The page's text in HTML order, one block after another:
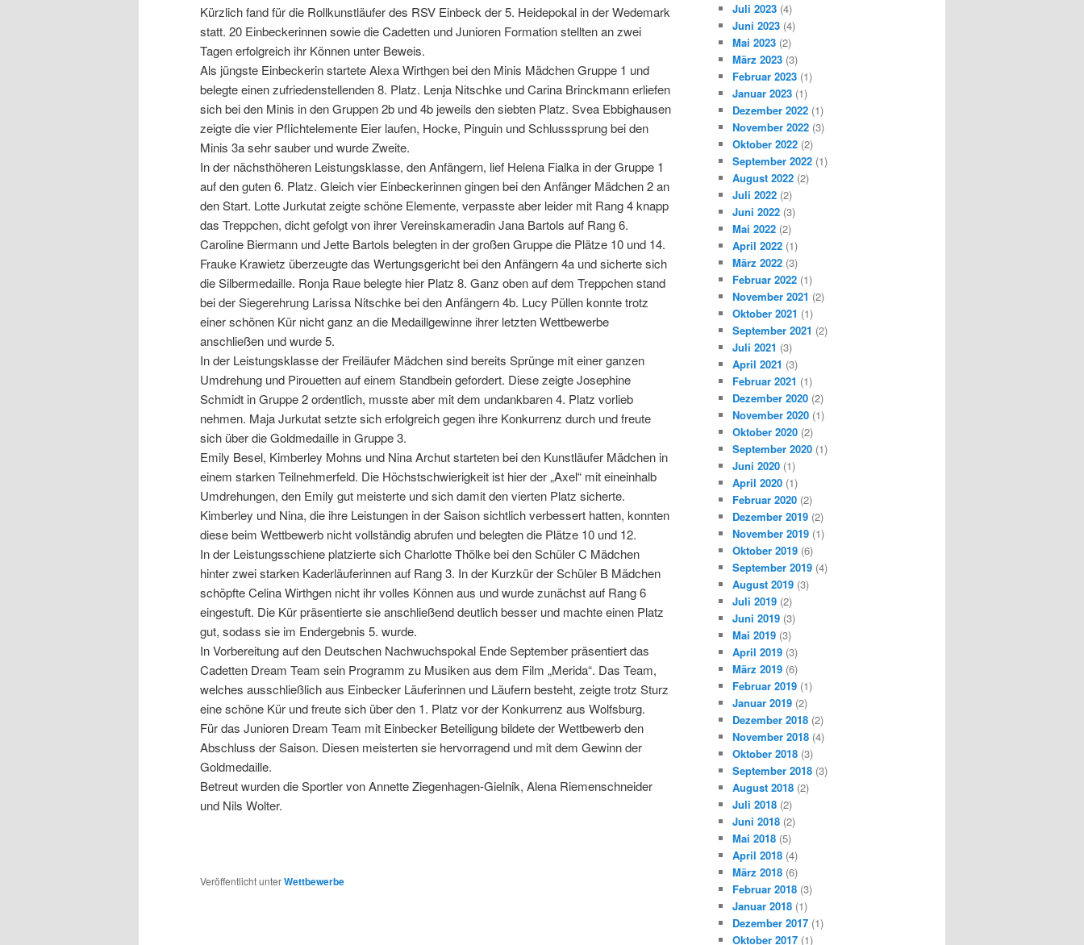
Kürzlich fand für die Rollkunstläufer des RSV Einbeck der 5. Heidepokal in der Wedemark
statt. 20 Einbeckerinnen sowie die Cadetten und Junioren Formation stellten an zwei
Tagen erfolgreich ihr Können unter Beweis.
Als jüngste Einbeckerin startete Alexa Wirthgen bei den Minis Mädchen Gruppe 1 und
belegte einen zufriedenstellenden 8. Platz. Lenja Nitschke und Carina Brinckmann erliefen
sich bei den Minis in den Gruppen 2b und 4b jeweils den siebten Platz. Svea Ebbighausen
zeigte die vier Pflichtelemente Eier laufen, Hocke, Pinguin und Schlusssprung bei den
Minis 3a sehr sauber und wurde Zweite.
In der nächsthöheren Leistungsklasse, den Anfängern, lief Helena Fialka in der Gruppe 1
auf den guten 6. Platz. Gleich vier Einbeckerinnen gingen bei den Anfänger Mädchen 2 an
den Start. Lotte Jurkutat zeigte schöne Elemente, verpasste aber leider mit Rang 4 knapp
das Treppchen, dicht gefolgt von ihrer Vereinskameradin Jana Bartols auf Rang 6.
Caroline Biermann und Jette Bartols belegten in der großen Gruppe die Plätze 10 und 14.
Frauke Krawietz überzeugte das Wertungsgericht bei den Anfängern 4a und sicherte sich
die Silbermedaille. Ronja Raue belegte hier Platz 8. Ganz oben auf dem Treppchen stand
bei der Siegerehrung Larissa Nitschke bei den Anfängern 4b. Lucy Püllen konnte trotz
einer schönen Kür nicht ganz an die Medaillgewinne ihrer letzten Wettbewerbe
anschließen und wurde 5.
In der Leistungsklasse der Freiläufer Mädchen sind bereits Sprünge mit einer ganzen
Umdrehung und Pirouetten auf einem Standbein gefordert. Diese zeigte Josephine
Schmidt in Gruppe 2 ordentlich, musste aber mit dem undankbaren 4. Platz vorlieb
nehmen. Maja Jurkutat setzte sich erfolgreich gegen ihre Konkurrenz durch und freute
sich über die Goldmedaille in Gruppe 3.
Emily Besel, Kimberley Mohns und Nina Archut starteten bei den Kunstläufer Mädchen in
einem starken Teilnehmerfeld. Die Höchstschwierigkeit ist hier der „Axel“ mit eineinhalb
Umdrehungen, den Emily gut meisterte und sich damit den vierten Platz sicherte.
Kimberley und Nina, die ihre Leistungen in der Saison sichtlich verbessert hatten, konnten
diese beim Wettbewerb nicht vollständig abrufen und belegten die Plätze 10 und 12.
In der Leistungsschiene platzierte sich Charlotte Thölke bei den Schüler C Mädchen
hinter zwei starken Kaderläuferinnen auf Rang 3. In der Kurzkür der Schüler B Mädchen
schöpfte Celina Wirthgen nicht ihr volles Können aus und wurde zunächst auf Rang 6
eingestuft. Die Kür präsentierte sie anschließend deutlich besser und machte einen Platz
gut, sodass sie im Endergebnis 5. wurde.
In Vorbereitung auf den Deutschen Nachwuchspokal Ende September präsentiert das
Cadetten Dream Team sein Programm zu Musiken aus dem Film „Merida“. Das Team,
welches ausschließlich aus Einbecker Läuferinnen und Läufern besteht, zeigte trotz Sturz
eine schöne Kür und freute sich über den 1. Platz vor der Konkurrenz aus Wolfsburg.
Für das Junioren Dream Team mit Einbecker Beteiligung bildete der Wettbewerb den
Abschluss der Saison. Diesen meisterten sie hervorragend und mit dem Gewinn der
Goldmedaille.
Betreut wurden die Sportler von Annette Ziegenhagen-Gielnik, Alena Riemenschneider
und Nils Wolter.
Veröffentlicht unterWettbewerbe
Juli 2023 (4)
Juni 2023 (4)
Mai 2023 (2)
März 2023 (3)
Februar 2023 (1)
Januar 2023 (1)
Dezember 2022 (1)
November 2022 (3)
Oktober 2022 (2)
September 2022 (1)
August 2022 (2)
Juli 2022 (2)
Juni 2022 (3)
Mai 2022 (2)
April 2022 (1)
März 2022 (3)
Februar 2022 (1)
November 2021 (2)
Oktober 2021 (1)
September 2021 (2)
Juli 2021 (3)
April 2021 (3)
Februar 2021 (1)
Dezember 2020 (2)
November 2020 (1)
Oktober 2020 (2)
September 2020 (1)
Juni 2020 (1)
April 2020 (1)
Februar 2020 (2)
Dezember 2019 (2)
November 2019 (1)
Oktober 2019 (6)
September 2019 (4)
August 2019 (3)
Juli 2019 (2)
Juni 2019 (3)
Mai 2019 (3)
April 2019 (3)
März 2019 (6)
Februar 2019 (1)
Januar 2019 (2)
Dezember 2018 (2)
November 2018 (4)
Oktober 2018 (3)
September 2018 (3)
August 2018 (2)
Juli 2018 (2)
Juni 2018 (2)
Mai 2018 (5)
April 2018 (4)
März 2018 (6)
Februar 2018 (3)
Januar 2018 (1)
Dezember 2017 (1)
Oktober 2017 (1)